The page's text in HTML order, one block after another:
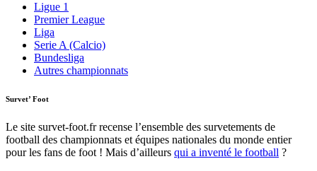
Ligue 1
Premier League
Liga
Serie A (Calcio)
Bundesliga
Autres championnats
Survet’ Foot
Le site survet-foot.fr recense l’ensemble des survetements de
football des championnats et équipes nationales du monde entier
pour les fans de foot ! Mais d’ailleurs qui a inventé le football ?​